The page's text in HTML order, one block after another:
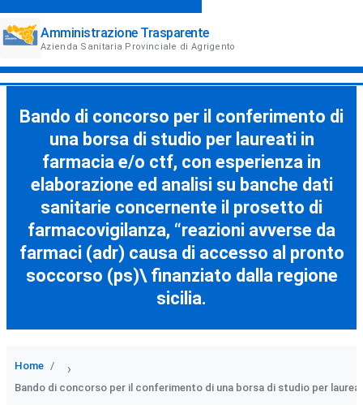
Amministrazione Trasparente
Azienda Sanitaria Provinciale di Agrigento
Bando di concorso per il conferimento di
una borsa di studio per laureati in
farmacia e/o ctf, con esperienza in
elaborazione ed analisi su banche dati
sanitarie concernente il prosetto di
farmacovigilanza, “reazioni avverse da
farmaci (adr) causa di accesso al pronto
soccorso (ps)\ finanziato dalla regione
sicilia.
Home ›
Bando di concorso per il conferimento di una borsa di studio per